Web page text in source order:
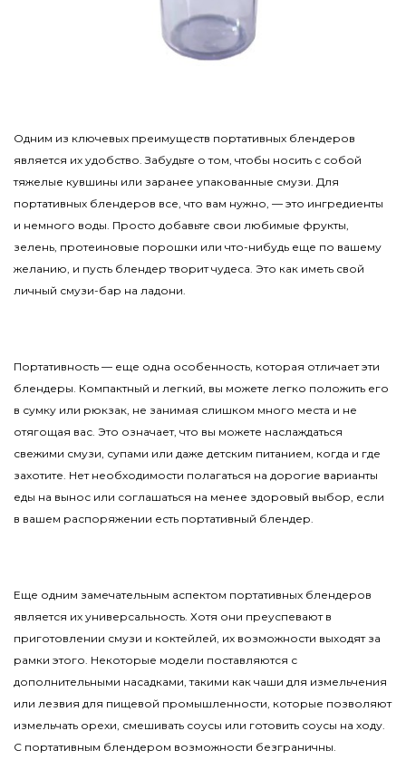
Одним из ключевых преимуществ портативных блендеров
является их удобство. Забудьте о том, чтобы носить с собой
тяжелые кувшины или заранее упакованные смузи. Для
портативных блендеров все, что вам нужно, — это ингредиенты
и немного воды. Просто добавьте свои любимые фрукты,
зелень, протеиновые порошки или что-нибудь еще по вашему
желанию, и пусть блендер творит чудеса. Это как иметь свой
личный смузи-бар на ладони.
Портативность — еще одна особенность, которая отличает эти
блендеры. Компактный и легкий, вы можете легко положить его
в сумку или рюкзак, не занимая слишком много места и не
отягощая вас. Это означает, что вы можете наслаждаться
свежими смузи, супами или даже детским питанием, когда и где
захотите. Нет необходимости полагаться на дорогие варианты
еды на вынос или соглашаться на менее здоровый выбор, если
в вашем распоряжении есть портативный блендер.
Еще одним замечательным аспектом портативных блендеров
является их универсальность. Хотя они преуспевают в
приготовлении смузи и коктейлей, их возможности выходят за
рамки этого. Некоторые модели поставляются с
дополнительными насадками, такими как чаши для измельчения
или лезвия для пищевой промышленности, которые позволяют
измельчать орехи, смешивать соусы или готовить соусы на ходу.
С портативным блендером возможности безграничны.